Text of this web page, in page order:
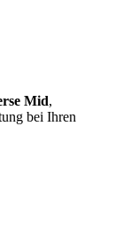
Mid,
bei Ihren